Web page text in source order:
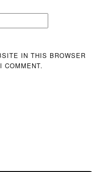
IN THIS BROWSER
COMMENT.